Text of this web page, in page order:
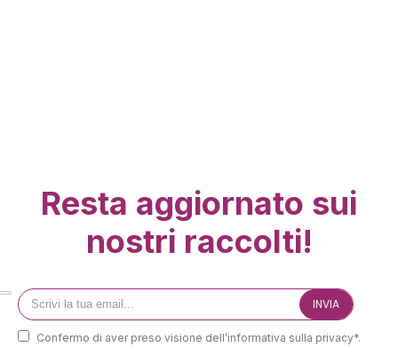
Resta aggiornato sui
nostri raccolti!
Confermo di aver preso visione dell’informativa sulla privacy*.